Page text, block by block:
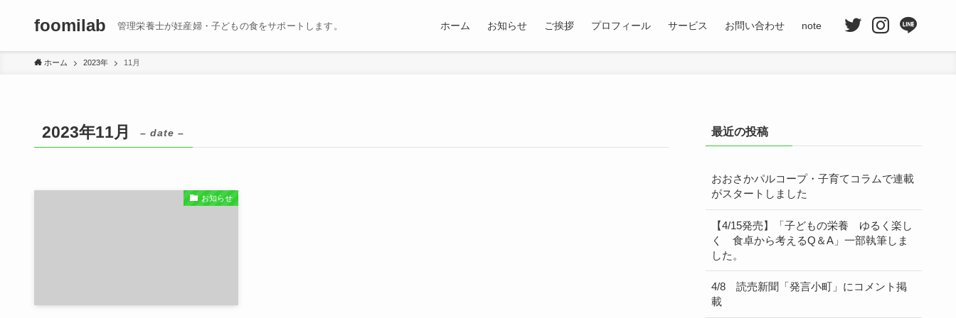
foomilab 管理栄養士が妊産婦・子どもの食をサポートします。 ホーム お知らせ ご挨拶 プロフィール サービス お問い合わせ note
ホーム 2023年 11月
2023年11月 – date –
お知らせ
最近の投稿
おおさかパルコープ・子育てコラムで連載
がスタートしました
【4/15発売】「子どもの栄養 ゆるく楽し
く 食卓から考えるQ＆A」一部執筆しま
した。
4/8 読売新聞「発言小町」にコメント掲
載